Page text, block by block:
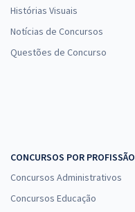
Histórias Visuais
Notícias de Concursos
Questões de Concurso
CONCURSOS POR PROFISSÃO
Concursos Administrativos
Concursos Educação